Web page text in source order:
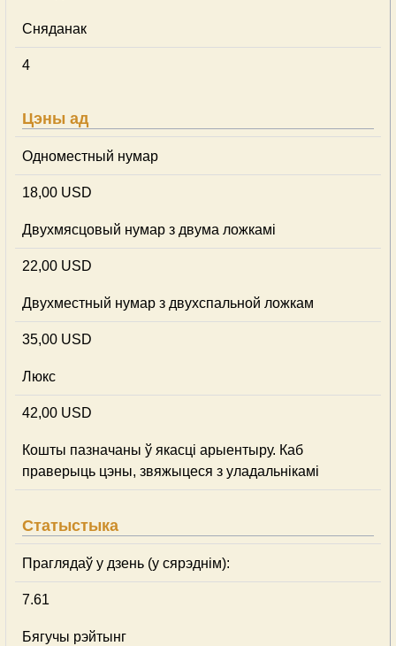
Сняданак
4
Цэны ад
Одноместный нумар
18,00 USD
Двухмясцовый нумар з двума ложкамі
22,00 USD
Двухместный нумар з двухспальной ложкам
35,00 USD
Люкс
42,00 USD
Кошты пазначаны ў якасці арыентыру. Каб
праверыць цэны, звяжыцеся з уладальнікамі
Статыстыка
Праглядаў у дзень (у сярэднім):
7.61
Бягучы рэйтынг